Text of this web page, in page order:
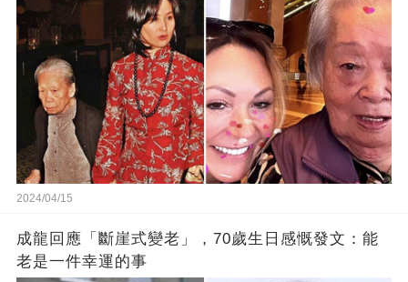
2024/04/15
成龍回應「斷崖式變老」，70歲生日感慨發文：能
老是一件幸運的事